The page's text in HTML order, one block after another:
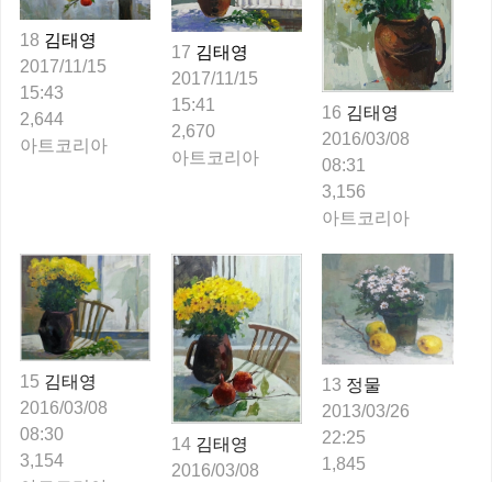
18 김태영
2017/11/15
15:43
2,644
아트코리아
17 김태영
2017/11/15
15:41
2,670
아트코리아
16 김태영
2016/03/08
08:31
3,156
아트코리아
15 김태영
2016/03/08
08:30
3,154
14 김태영
2016/03/08
13 정물
2013/03/26
22:25
1,845